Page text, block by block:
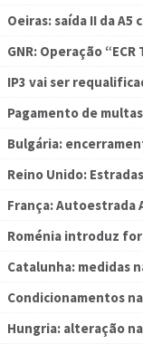
Oeiras: saída II da
GNR: Operação
IP3 vai ser
Pagamento de
Bulgária:
Reino Unido:
França: Autoestrada
Roménia introduz
Catalunha: medidas
Condicionamentos na
Hungria: alteração